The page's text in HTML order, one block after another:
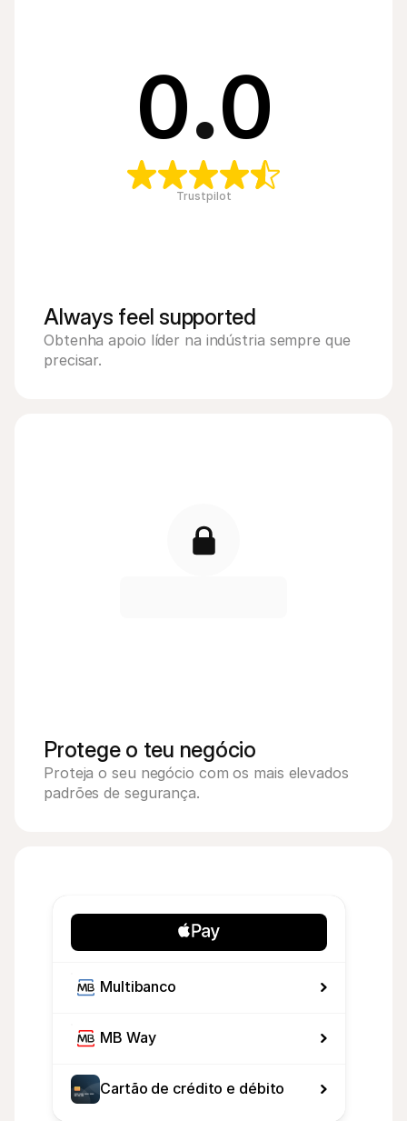
0.0
Trustpilot
Always feel supported
Obtenha apoio líder na indústria sempre que
precisar.
Protege o teu negócio
Proteja o seu negócio com os mais elevados
padrões de segurança.
Multibanco
MB Way
Cartão de crédito e débito